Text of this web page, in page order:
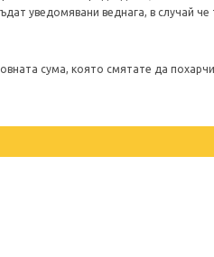
уведомявани веднага, в случай
сума, която смятате да